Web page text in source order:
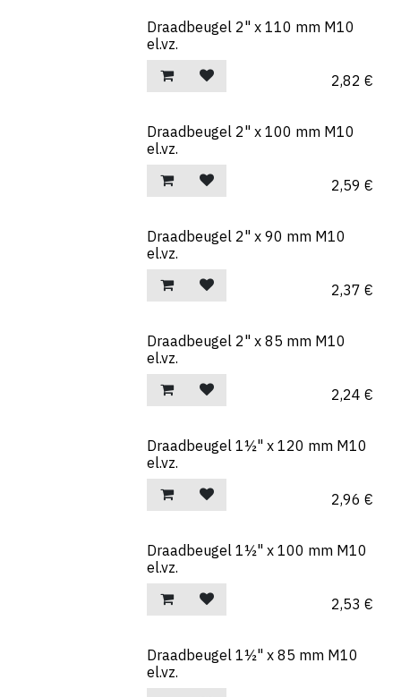
Draadbeugel 2" x 110 mm M10
el.vz.
2,82 €
Draadbeugel 2" x 100 mm M10
el.vz.
2,59 €
Draadbeugel 2" x 90 mm M10
el.vz.
2,37 €
Draadbeugel 2" x 85 mm M10
el.vz.
2,24 €
Draadbeugel 1½" x 120 mm M10
el.vz.
2,96 €
Draadbeugel 1½" x 100 mm M10
el.vz.
2,53 €
Draadbeugel 1½" x 85 mm M10
el.vz.